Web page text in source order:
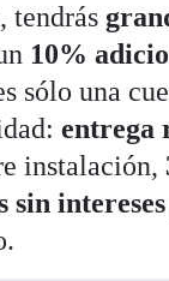
, tendrás
10%
sólo una
entrega
instalación,
sin intereses